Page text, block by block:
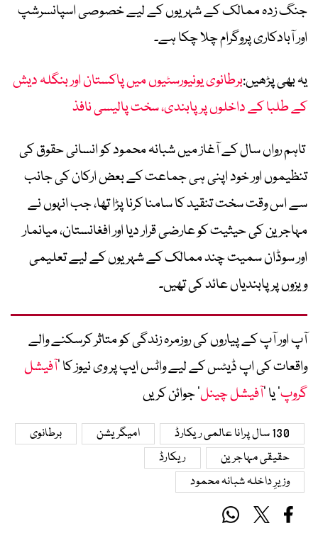
جنگ زدہ ممالک کے شہریوں کے لیے خصوصی اسپانسرشپ
اور آبادکاری پروگرام چلا چکا ہے۔
یہ بھی پڑھیں:برطانوی یونیورسٹیوں میں پاکستان اور بنگلہ دیش
کے طلبا کے داخلوں پر پابندی، سخت پالیسی نافذ
تاہم رواں سال کے آغاز میں شبانہ محمود کو انسانی حقوق کی
تنظیموں اور خود اپنی ہی جماعت کے بعض ارکان کی جانب
سے اس وقت سخت تنقید کا سامنا کرنا پڑا تھا، جب انہوں نے
مہاجرین کی حیثیت کو عارضی قرار دیا اور افغانستان، میانمار
اور سوڈان سمیت چند ممالک کے شہریوں کے لیے تعلیمی
ویزوں پر پابندیاں عائد کی تھیں۔
آپ اور آپ کے پیاروں کی روزمرہ زندگی کو متاثر کرسکنے والے
واقعات کی اپ ڈیٹس کے لیے واٹس ایپ پر وی نیوز کا ’آفیشل
گروپ‘ یا ’آفیشل چینل‘ جوائن کریں
130 سال پرانا عالمی ریکارڈ امیگریشن
برطانوی
حقیقی مہاجرین
ریکارڈ
وزیرِ داخلہ شبانہ محمود